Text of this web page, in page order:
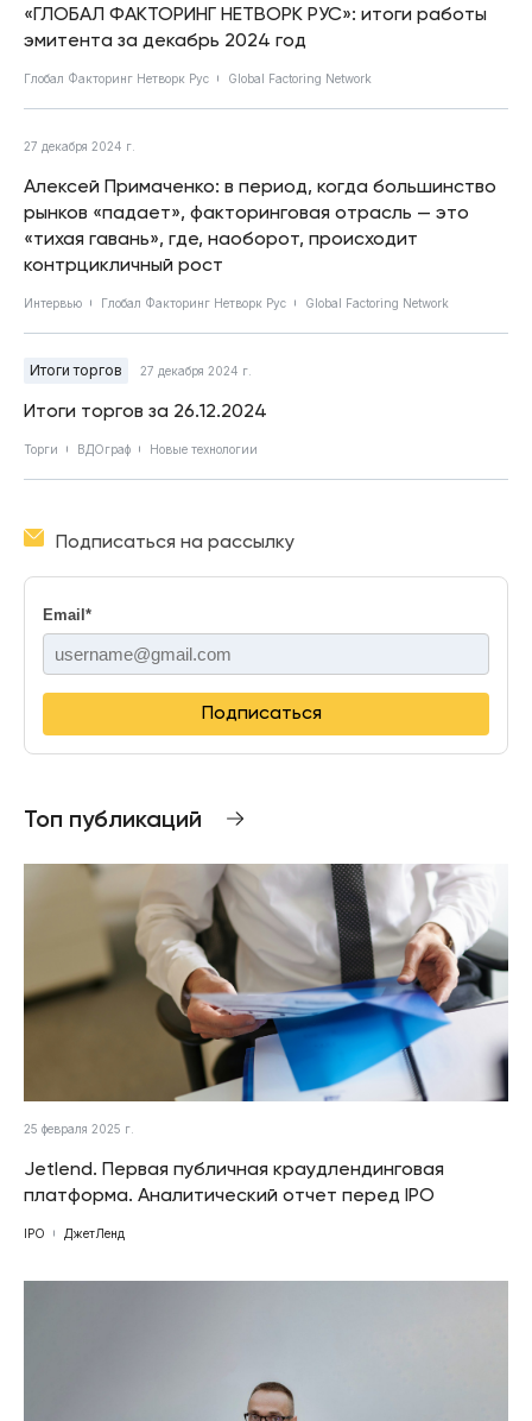
«ГЛОБАЛ ФАКТОРИНГ НЕТВОРК РУС»: итоги работы
эмитента за декабрь 2024 год
Глобал Факторинг Нетворк Рус Global Factoring Network
27 декабря 2024 г.
Алексей Примаченко: в период, когда большинство
рынков «падает», факторинговая отрасль — это
«тихая гавань», где, наоборот, происходит
контрцикличный рост
Интервью Глобал Факторинг Нетворк Рус Global Factoring Network
Итоги торгов 27 декабря 2024 г.
Итоги торгов за 26.12.2024
Торги ВДОграф Новые технологии
Подписаться на рассылку
Email *
Подписаться
Топ публикаций
25 февраля 2025 г.
Jetlend. Первая публичная краудлендинговая
платформа. Аналитический отчет перед IPO
IPO ДжетЛенд